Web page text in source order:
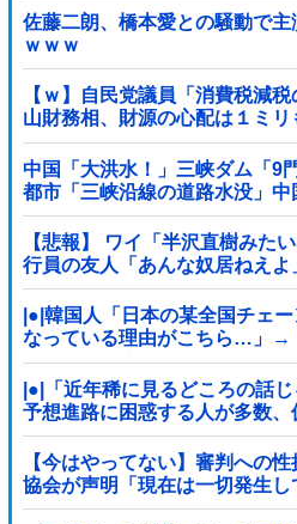
佐藤二朗、橋本愛との騒動で
ｗｗｗ
【ｗ】自民党議員「消費税減
山財務相、財源の心配は１ミ
ｗｗｗｗｗｗｗｗｗｗｗｗ
中国「大洪水！」三峡ダム「9
都市「三峡沿線の道路水没」
鎖！」中国ダム「緊急放流に
生」→
【悲報】 ワイ「半沢直樹みた
行員の友人「あんな奴居ねえよ
|●|韓国人「日本の某全国チェ
なっている理由がこちら…」→
＝韓国の反応
|●|「近年稀に見るどころの話
予想進路に困惑する人が多数
ないんだけど……
【今はやってない】審判への
協会が声明「現在は一切発生し